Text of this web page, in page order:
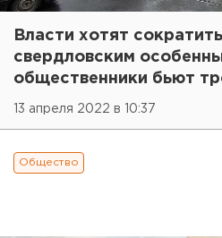
Власти хотят
свердловским
общественники бьют
13 апреля 2022 в 10:37
Общество